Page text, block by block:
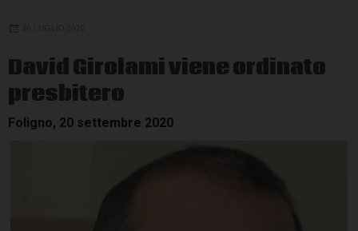
30 LUGLIO 2020
David Girolami viene ordinato
presbitero
Foligno, 20 settembre 2020